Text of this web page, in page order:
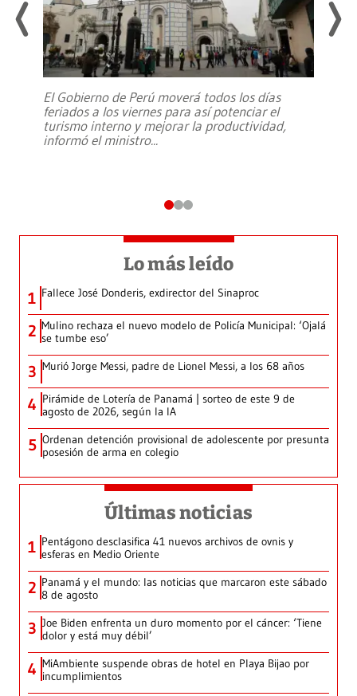
El Gobierno de Perú moverá todos los días
feriados a los viernes para así potenciar el
turismo interno y mejorar la productividad,
informó el ministro...
Lo más leído
1 Fallece José Donderis, exdirector del Sinaproc
2 Mulino rechaza el nuevo modelo de Policía Municipal: ‘Ojalá
se tumbe eso’
3 Murió Jorge Messi, padre de Lionel Messi, a los 68 años
4 Pirámide de Lotería de Panamá | sorteo de este 9 de
agosto de 2026, según la IA
5 Ordenan detención provisional de adolescente por presunta
posesión de arma en colegio
Últimas noticias
1 Pentágono desclasifica 41 nuevos archivos de ovnis y
esferas en Medio Oriente
2 Panamá y el mundo: las noticias que marcaron este sábado
8 de agosto
3 Joe Biden enfrenta un duro momento por el cáncer: ‘Tiene
dolor y está muy débil’
4 MiAmbiente suspende obras de hotel en Playa Bijao por
incumplimientos